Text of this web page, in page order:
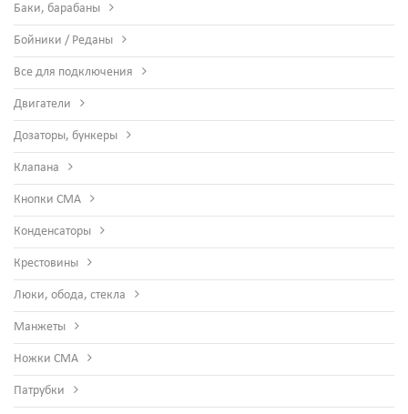
Баки, барабаны
Бойники / Реданы
Все для подключения
Двигатели
Дозаторы, бункеры
Клапана
Кнопки СМА
Конденсаторы
Крестовины
Люки, обода, стекла
Манжеты
Ножки СМА
Патрубки